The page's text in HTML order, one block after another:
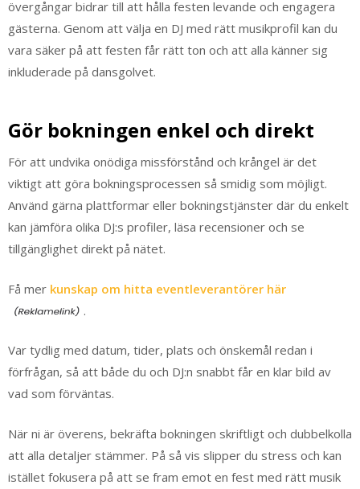
övergångar bidrar till att hålla festen levande och engagera
gästerna. Genom att välja en DJ med rätt musikprofil kan du
vara säker på att festen får rätt ton och att alla känner sig
inkluderade på dansgolvet.
Gör bokningen enkel och direkt
För att undvika onödiga missförstånd och krångel är det
viktigt att göra bokningsprocessen så smidig som möjligt.
Använd gärna plattformar eller bokningstjänster där du enkelt
kan jämföra olika DJ:s profiler, läsa recensioner och se
tillgänglighet direkt på nätet.
Få mer kunskap om hitta eventleverantörer här
.
Var tydlig med datum, tider, plats och önskemål redan i
förfrågan, så att både du och DJ:n snabbt får en klar bild av
vad som förväntas.
När ni är överens, bekräfta bokningen skriftligt och dubbelkolla
att alla detaljer stämmer. På så vis slipper du stress och kan
istället fokusera på att se fram emot en fest med rätt musik